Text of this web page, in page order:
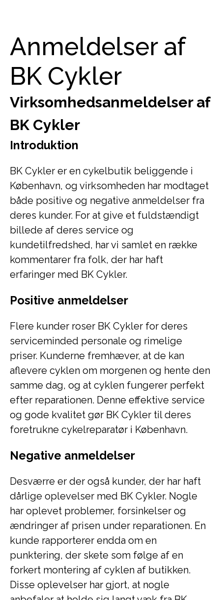
Anmeldelser af
BK Cykler
Virksomhedsanmeldelser af
BK Cykler
Introduktion
BK Cykler er en cykelbutik beliggende i
København, og virksomheden har modtaget
både positive og negative anmeldelser fra
deres kunder. For at give et fuldstændigt
billede af deres service og
kundetilfredshed, har vi samlet en række
kommentarer fra folk, der har haft
erfaringer med BK Cykler.
Positive anmeldelser
Flere kunder roser BK Cykler for deres
serviceminded personale og rimelige
priser. Kunderne fremhæver, at de kan
aflevere cyklen om morgenen og hente den
samme dag, og at cyklen fungerer perfekt
efter reparationen. Denne effektive service
og gode kvalitet gør BK Cykler til deres
foretrukne cykelreparatør i København.
Negative anmeldelser
Desværre er der også kunder, der har haft
dårlige oplevelser med BK Cykler. Nogle
har oplevet problemer, forsinkelser og
ændringer af prisen under reparationen. En
kunde rapporterer endda om en
punktering, der skete som følge af en
forkert montering af cyklen af butikken.
Disse oplevelser har gjort, at nogle